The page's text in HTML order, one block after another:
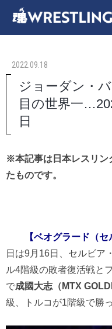
2022.09.18
ジョーダン・
目の世界一
日
※本記事は日本レスリン
たものです。
【ベオグラード（セ
日は9月16日、セルビア
ル4階級の敗者復活戦と
で成國大志（MTX
級、トルコが1階級で勝っ